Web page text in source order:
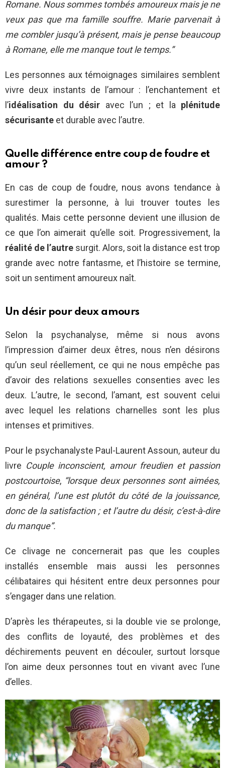
Romane. Nous sommes tombés amoureux mais je ne
veux pas que ma famille souffre. Marie parvenait à
me combler jusqu’à présent, mais je pense beaucoup
à Romane, elle me manque tout le temps.”
Les personnes aux témoignages similaires semblent
vivre deux instants de l’amour : l’enchantement et
l’idéalisation du désir avec l’un ; et la plénitude
sécurisante et durable avec l’autre.
Quelle différence entre coup de foudre et
amour ?
En cas de coup de foudre, nous avons tendance à
surestimer la personne, à lui trouver toutes les
qualités. Mais cette personne devient une illusion de
ce que l’on aimerait qu’elle soit. Progressivement, la
réalité de l’autre surgit. Alors, soit la distance est trop
grande avec notre fantasme, et l’histoire se termine,
soit un sentiment amoureux naît.
Un désir pour deux amours
Selon la psychanalyse, même si nous avons
l’impression d’aimer deux êtres, nous n’en désirons
qu’un seul réellement, ce qui ne nous empêche pas
d’avoir des relations sexuelles consenties avec les
deux. L’autre, le second, l’amant, est souvent celui
avec lequel les relations charnelles sont les plus
intenses et primitives.
Pour le psychanalyste Paul-Laurent Assoun, auteur du
livre Couple inconscient, amour freudien et passion
postcourtoise, “lorsque deux personnes sont aimées,
en général, l’une est plutôt du côté de la jouissance,
donc de la satisfaction ; et l’autre du désir, c’est-à-dire
du manque”.
Ce clivage ne concernerait pas que les couples
installés ensemble mais aussi les personnes
célibataires qui hésitent entre deux personnes pour
s’engager dans une relation.
D’après les thérapeutes, si la double vie se prolonge,
des conflits de loyauté, des problèmes et des
déchirements peuvent en découler, surtout lorsque
l’on aime deux personnes tout en vivant avec l’une
d’elles.